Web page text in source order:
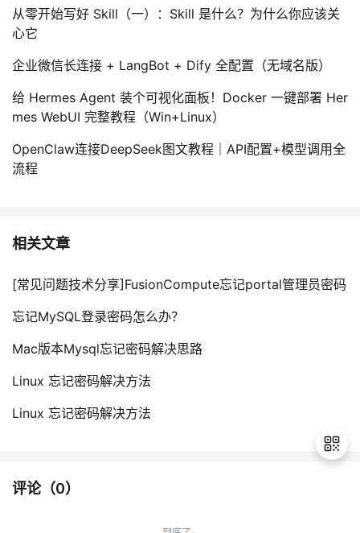
从零开始写好 Skill（一）：Skill 是什么？为什么你应该关
心它
企业微信长连接 + LangBot + Dify 全配置（无域名版）
给 Hermes Agent 装个可视化面板！Docker 一键部署 Her
mes WebUI 完整教程（Win+Linux）
OpenClaw连接DeepSeek图文教程｜API配置+模型调用全
流程
相关文章
[常见问题技术分享]FusionCompute忘记portal管理员密码
忘记MySQL登录密码怎么办？
Mac版本Mysql忘记密码解决思路
Linux 忘记密码解决方法
Linux 忘记密码解决方法
评论（0）